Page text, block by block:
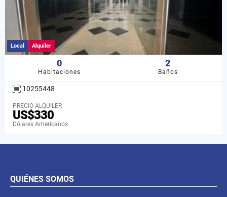
Local Alquiler
0
Habitaciones
2
Baños
10255448
PRECIO ALQUILER
US$330
Dólares Americanos
QUIÉNES SOMOS